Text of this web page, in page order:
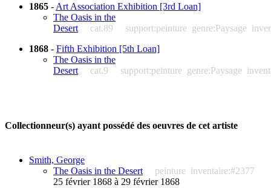
1865 - Art Association Exhibition [3rd Loan]
The Oasis in the
Desert
cat.89 support:peinture genre:Paysage
1868 - Fifth Exhibition [5th Loan]
The Oasis in the
Desert
cat.9 support:peinture genre:Paysage
Collectionneur(s) ayant possédé des oeuvres de cet artiste
Smith, George
The Oasis in the Desert
peinture inventaire:#2377
25 février 1868 à 29 février 1868